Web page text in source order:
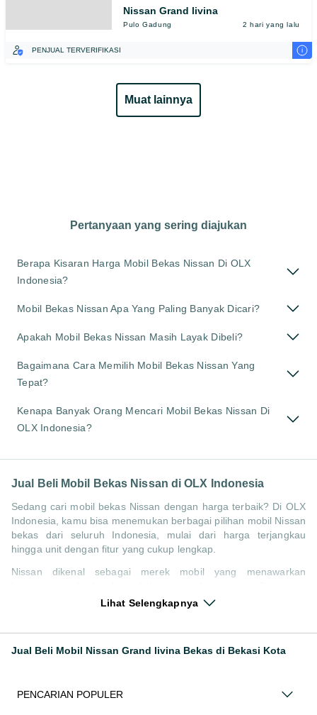
Nissan Grand livina
Pulo Gadung 2 hari yang lalu
PENJUAL TERVERIFIKASI i
muat lainnya
Pertanyaan yang sering diajukan
Berapa Kisaran Harga Mobil Bekas Nissan Di OLX
Indonesia?
Mobil Bekas Nissan Apa Yang Paling Banyak Dicari?
Apakah Mobil Bekas Nissan Masih Layak Dibeli?
Bagaimana Cara Memilih Mobil Bekas Nissan Yang
Tepat?
Kenapa Banyak Orang Mencari Mobil Bekas Nissan Di
OLX Indonesia?
Jual Beli Mobil Bekas Nissan di OLX Indonesia
Sedang cari mobil bekas Nissan dengan harga terbaik? Di OLX
Indonesia, kamu bisa menemukan berbagai pilihan mobil Nissan
bekas dari seluruh Indonesia, mulai dari harga terjangkau
hingga unit dengan fitur yang cukup lengkap.
Nissan dikenal sebagai merek mobil yang menawarkan
kompetitif di kelasnya. Hal ini membuat pencarian seperti mobil
Melalui halaman ini, kamu bisa langsung membandingkan
Lihat Selengkapnya
Jual Beli Mobil Nissan Grand livina Bekas di Bekasi Kota
PENCARIAN POPULER